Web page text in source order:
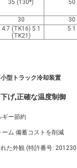
35 (130*) 50
30 30
4.7 (TK16) 5.1
(TK21)
5.1
型トラック冷却装置
げ,正確な温度制御
ギー節約
ム 備蓄コストを削減
た外観 (特許番号: